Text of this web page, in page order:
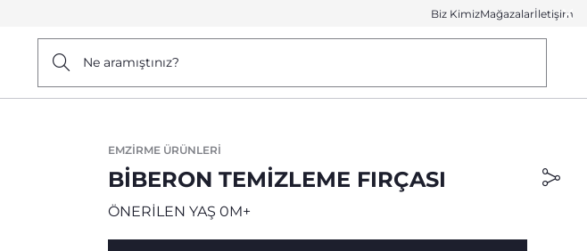
Biz KimizMağazalarİletişim
Ne aramıştınız?
EMZIRME ÜRÜNLERI
BIBERON TEMIZLEME FIRÇASI
ÖNERİLEN YAŞ 0M+